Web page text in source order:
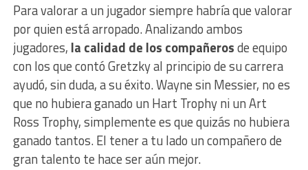
Para valorar a un jugador siempre habría que valorar
por quien está arropado. Analizando ambos
jugadores, la calidad de los compañerosde equipo
con los que contó Gretzky al principio de su carrera
ayudó, sin duda, a su éxito. Wayne sin Messier, no es
que no hubiera ganado un Hart Trophy ni un Art
Ross Trophy, simplemente es que quizás no hubiera
ganado tantos. El tener a tu lado un compañero de
gran talento te hace ser aún mejor.